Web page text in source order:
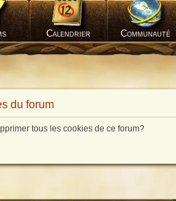
Calendrier Communauté
du forum
tous les cookies de ce forum?